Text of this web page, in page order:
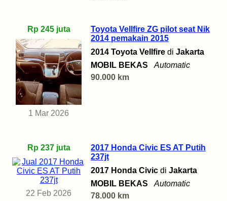
Rp 245 juta
1 Mar 2026
Toyota Vellfire ZG pilot seat Nik
2014 pemakain 2015
2014 Toyota Vellfire di Jakarta
MOBIL BEKAS
Automatic
90.000 km
Rp 237 juta
22 Feb 2026
2017 Honda Civic ES AT Putih
237jt
2017 Honda Civic di Jakarta
MOBIL BEKAS
Automatic
78.000 km